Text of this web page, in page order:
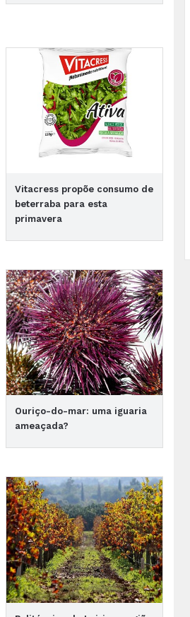
Vitacress propõe consumo de
beterraba para esta
primavera
Ouriço-do-mar: uma iguaria
ameaçada?